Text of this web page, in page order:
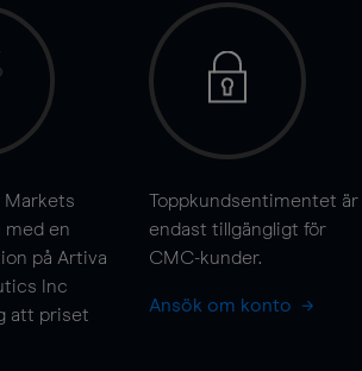
Markets
med en
på Artiva
Inc
att priset
Toppkundsentimentet är
endast tillgängligt för
CMC-kunder.
Ansök om konto